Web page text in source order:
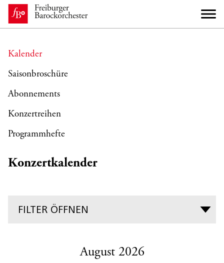
Kalender
Saisonbroschüre
Abonnements
Konzertreihen
Programmhefte
Konzertkalender
FILTER ÖFFNEN
August 2026